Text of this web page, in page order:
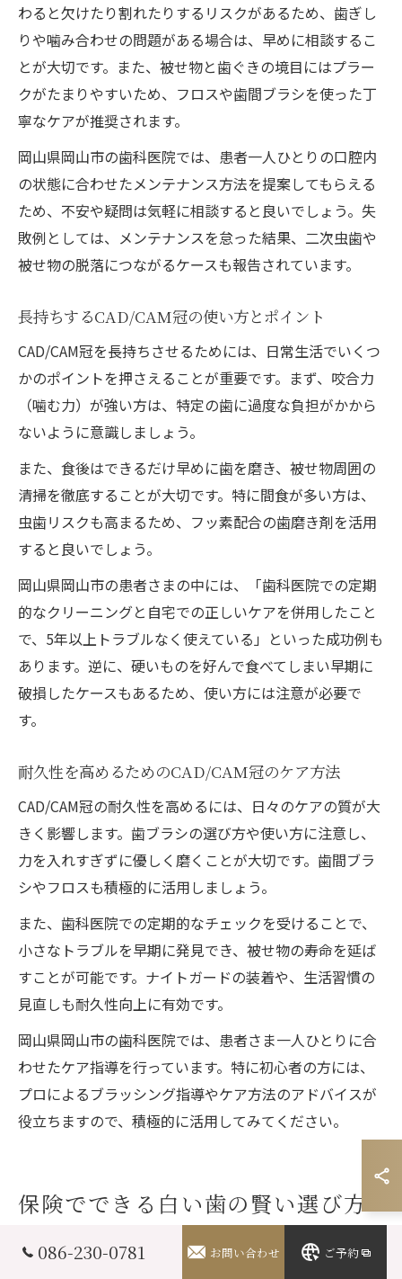
わると欠けたり割れたりするリスクがあるため、歯ぎし
りや噛み合わせの問題がある場合は、早めに相談するこ
とが大切です。また、被せ物と歯ぐきの境目にはプラー
クがたまりやすいため、フロスや歯間ブラシを使った丁
寧なケアが推奨されます。
岡山県岡山市の歯科医院では、患者一人ひとりの口腔内
の状態に合わせたメンテナンス方法を提案してもらえる
ため、不安や疑問は気軽に相談すると良いでしょう。失
敗例としては、メンテナンスを怠った結果、二次虫歯や
被せ物の脱落につながるケースも報告されています。
長持ちするCAD/CAM冠の使い方とポイント
CAD/CAM冠を長持ちさせるためには、日常生活でいくつ
かのポイントを押さえることが重要です。まず、咬合力
（噛む力）が強い方は、特定の歯に過度な負担がかから
ないように意識しましょう。
また、食後はできるだけ早めに歯を磨き、被せ物周囲の
清掃を徹底することが大切です。特に間食が多い方は、
虫歯リスクも高まるため、フッ素配合の歯磨き剤を活用
すると良いでしょう。
岡山県岡山市の患者さまの中には、「歯科医院での定期
的なクリーニングと自宅での正しいケアを併用したこと
で、5年以上トラブルなく使えている」といった成功例も
あります。逆に、硬いものを好んで食べてしまい早期に
破損したケースもあるため、使い方には注意が必要で
す。
耐久性を高めるためのCAD/CAM冠のケア方法
CAD/CAM冠の耐久性を高めるには、日々のケアの質が大
きく影響します。歯ブラシの選び方や使い方に注意し、
力を入れすぎずに優しく磨くことが大切です。歯間ブラ
シやフロスも積極的に活用しましょう。
また、歯科医院での定期的なチェックを受けることで、
小さなトラブルを早期に発見でき、被せ物の寿命を延ば
すことが可能です。ナイトガードの装着や、生活習慣の
見直しも耐久性向上に有効です。
岡山県岡山市の歯科医院では、患者さま一人ひとりに合
わせたケア指導を行っています。特に初心者の方には、
プロによるブラッシング指導やケア方法のアドバイスが
役立ちますので、積極的に活用してみてください。
保険でできる白い歯の賢い選び方
086-230-0781 お問い合わせ ご予約